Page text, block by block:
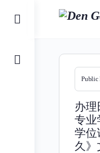
Public
办理
专业
学位
久》